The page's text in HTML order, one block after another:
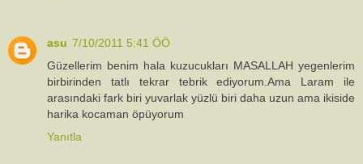
asu 7/10/2011 5:41 ÖÖ
Güzellerim benim hala kuzucukları MASALLAH yegenlerim
birbirinden tatlı tekrar tebrik ediyorum.Ama Laram ile
arasındaki fark biri yuvarlak yüzlü biri daha uzun ama ikiside
harika kocaman öpüyorum
Yanıtla